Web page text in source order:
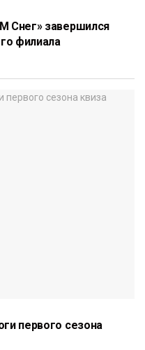
Снег» завершился
филиала
первого сезона